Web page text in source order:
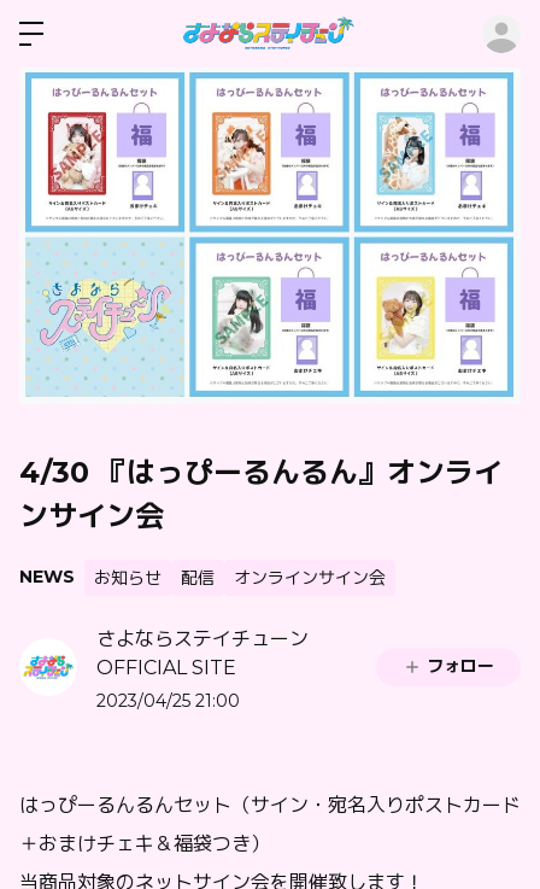
4/30 『はっぴーるんるん』オンライ
ンサイン会
NEWS お知らせ 配信 オンラインサイン会
さよならステイチューン
OFFICIAL SITE
2023/04/25 21:00
フォロー
はっぴーるんるんセット（サイン・宛名入りポストカード
＋おまけチェキ＆福袋つき）
当商品対象のネットサイン会を開催致します！